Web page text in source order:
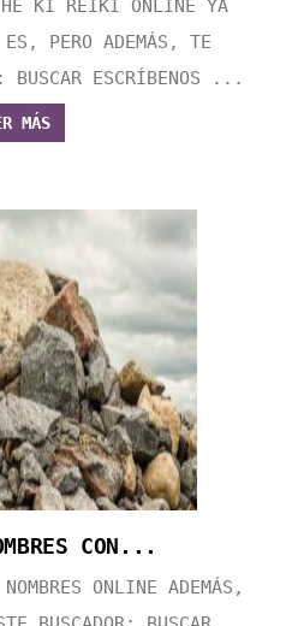
HE KI REIKI ONLINE YA
PERO ADEMÁS, TE
BUSCAR ESCRÍBENOS ...
MÁS
CON...
NOMBRES ONLINE ADEMÁS,